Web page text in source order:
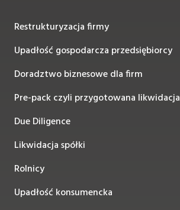
Restrukturyzacja firmy
Upadłość gospodarcza przedsiębiorcy
Doradztwo biznesowe dla firm
Pre-pack czyli przygotowana likwidacja
Due Diligence
Likwidacja spółki
Rolnicy
Upadłość konsumencka